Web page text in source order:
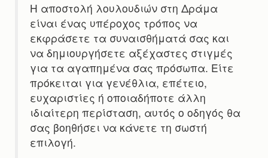
Η αποστολή λουλουδιών στη Δράμα
είναι ένας υπέροχος τρόπος να
εκφράσετε τα συναισθήματά σας και
να δημιουργήσετε αξέχαστες στιγμές
για τα αγαπημένα σας πρόσωπα. Είτε
πρόκειται για γενέθλια, επέτειο,
ευχαριστίες ή οποιαδήποτε άλλη
ιδιαίτερη περίσταση, αυτός ο οδηγός θα
σας βοηθήσει να κάνετε τη σωστή
επιλογή.